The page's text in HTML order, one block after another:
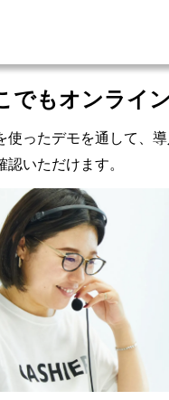
でもオンライ
使ったデモを通して、
認いただけます。